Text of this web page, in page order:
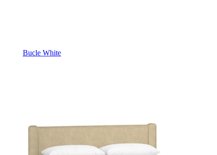
Bucle White